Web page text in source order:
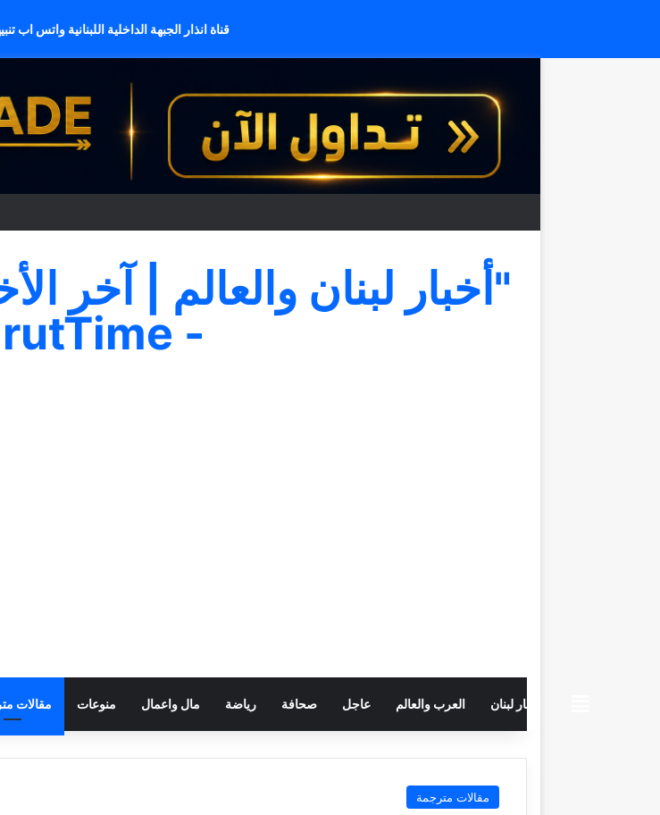
قناة انذار الجبهة الداخلية اللبنانية واتس اب
"أخبار لبنان والعالم | آخر
- BeirutTime"
beiruttime
اخبار لبنان العرب والعالم عاجل صحافة رياضة مال واعمال منوعات مقالات
مقالات مترجمة